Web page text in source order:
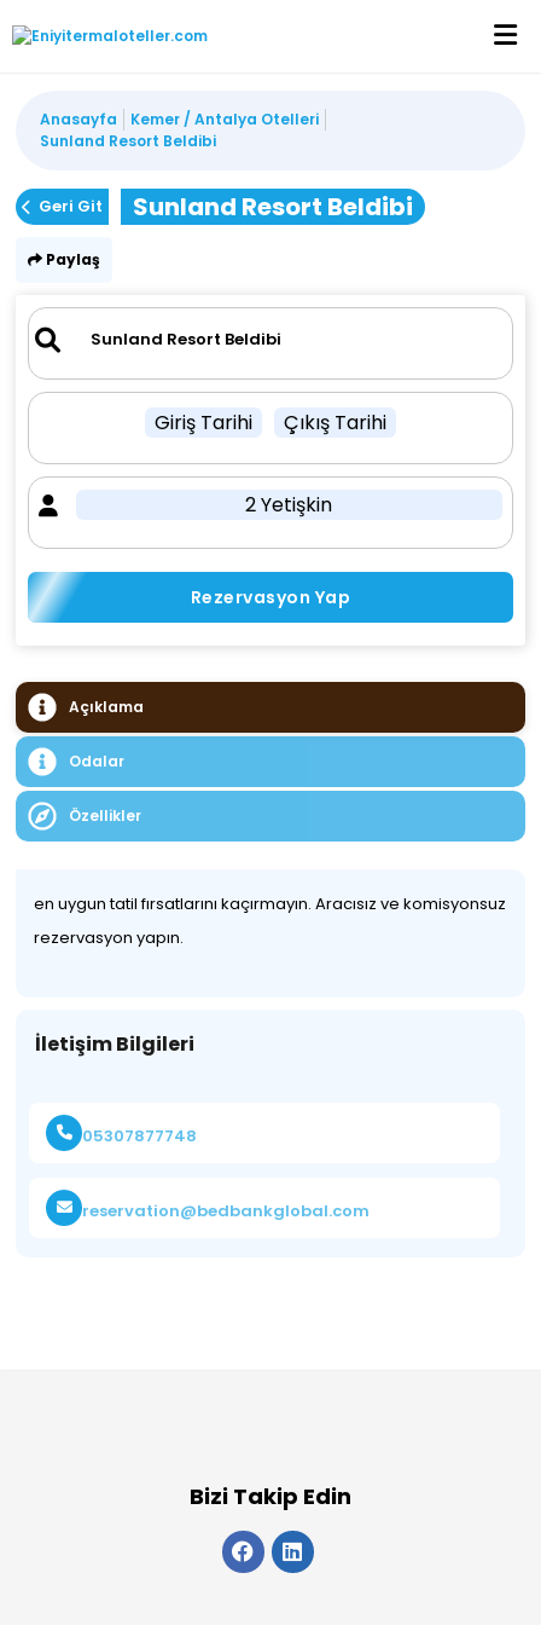
Anasayfa
Kemer / Antalya Otelleri
Sunland Resort Beldibi
Geri Git Sunland Resort Beldibi
Paylaş
Giriş Tarihi Çıkış Tarihi
2 Yetişkin
Rezervasyon Yap
Açıklama
Odalar
Özellikler
en uygun tatil fırsatlarını kaçırmayın. Aracısız ve komisyonsuz
rezervasyon yapın.
İletişim Bilgileri
05307877748
reservation@bedbankglobal.com
Bizi Takip Edin